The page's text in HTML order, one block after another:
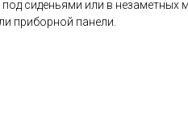
сиденьями или в незаметных
приборной панели.